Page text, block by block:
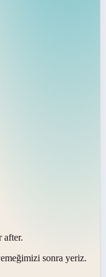
after.
sonra yeriz.